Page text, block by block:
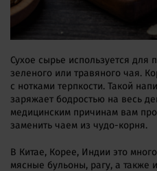
Сухое сырье используется для
зеленого или травяного чая.
с нотками терпкости. Такой
заряжает бодростью на весь
медицинским причинам вам
заменить чаем из чудо-корня.
В Китае, Корее, Индии это
мясные бульоны, рагу, а также